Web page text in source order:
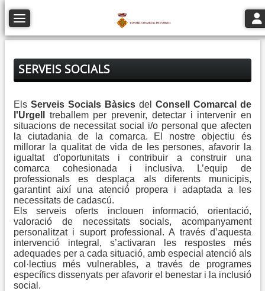
Toggle navigation
SERVEIS SOCIALS
Els Serveis Socials Bàsics del Consell Comarcal de
l'Urgell
treballem per prevenir, detectar i intervenir en
situacions de necessitat social i/o personal que afecten
la ciutadania de la comarca. El nostre objectiu és
millorar la qualitat de vida de les persones, afavorir la
igualtat d'oportunitats
i contribuir a construir una
comarca cohesionada i inclusiva. L’equip de
professionals es desplaça als diferents municipis,
garantint així una atenció propera i adaptada a les
necessitats de cadascú.
Els serveis oferts inclouen informació, orientació,
valoració de necessitats socials, acompanyament
personalitzat i suport professional. A través d’aquesta
intervenció integral, s’activaran les respostes més
adequades per a cada situació, amb especial atenció als
col·lectius més vulnerables, a través de programes
específics dissenyats per afavorir el benestar i la inclusió
social.